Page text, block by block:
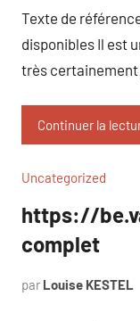
Texte de
disponibles Il est
très
Continuer la
Uncategorized
https://
complet
par Louise KESTEL